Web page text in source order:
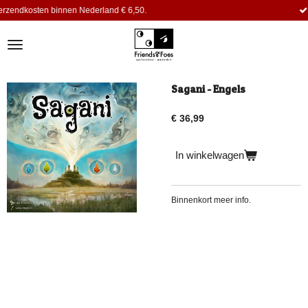
Ga
de
Nederland € 6,50. Dagelijks
Sagani - Engels
€ 36,99
In winkelwagen
Binnenkort meer info.